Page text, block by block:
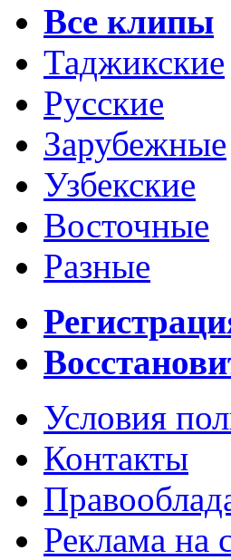
Все клипы
Таджикские
Русские
Зарубежные
Узбекские
Восточные
Разные
Условия
Контакты
Реклама на